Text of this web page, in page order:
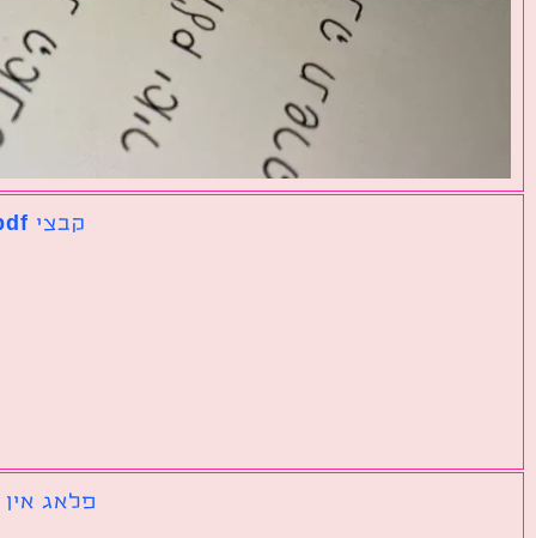
קבצי pdf נפרדים שצריך לאחד לקובץ אחד גדול
פלאג